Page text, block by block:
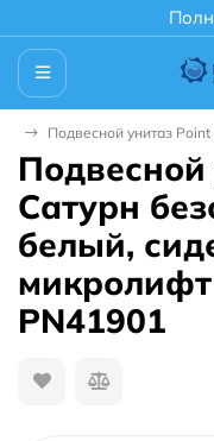
Подвесной унитаз
Подвесной
Сатурн
белый,
PN41901